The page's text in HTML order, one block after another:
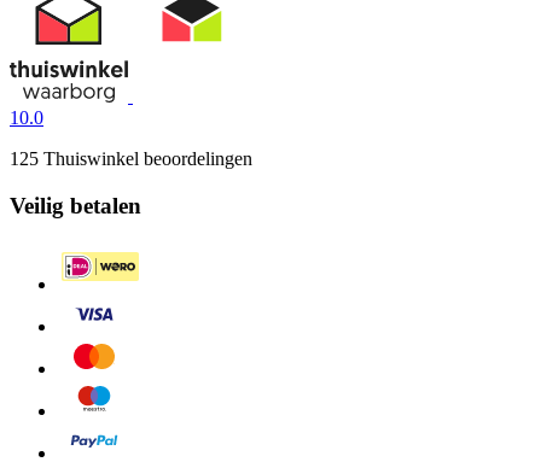
10.0
125 Thuiswinkel beoordelingen
Veilig betalen